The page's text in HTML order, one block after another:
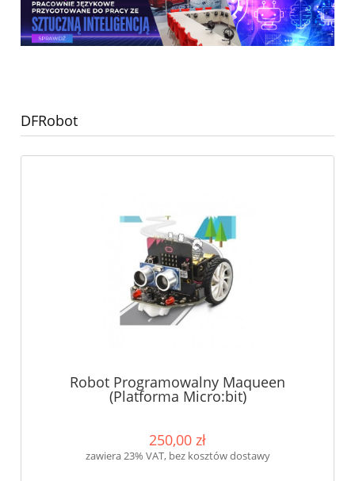
DFRobot
Robot Programowalny Maqueen
(Platforma Micro:bit)
250,00 zł
zawiera 23% VAT, bez kosztów dostawy